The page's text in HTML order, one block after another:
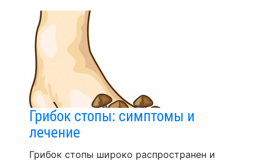
Грибок стопы: симптомы и
лечение
Грибок стопы широко распространен и